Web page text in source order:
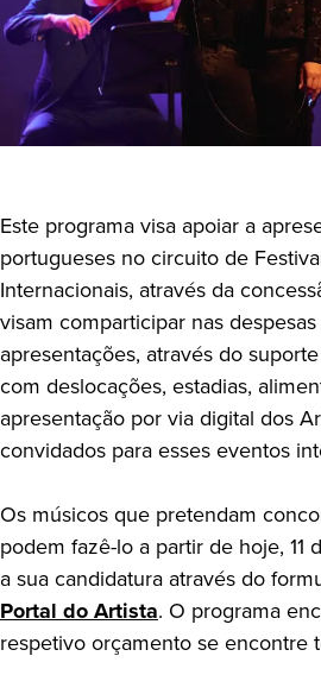
Este programa visa apoiar a
portugueses no circuito de
Internacionais, através da
visam comparticipar nas
apresentações, através do
com deslocações, estadias,
apresentação por via digital dos
convidados para esses eventos
Os músicos que pretendam
podem fazê-lo a partir de hoje, 11
a sua candidatura através do
Portal do Artista. O programa
respetivo orçamento se encontre